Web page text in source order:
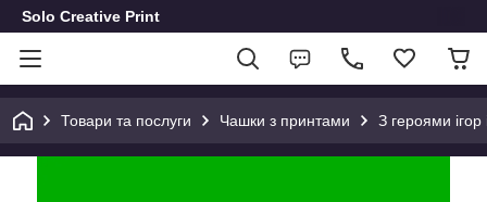
Solo Creative Print
Товари та послуги Чашки з принтами З героями ігор